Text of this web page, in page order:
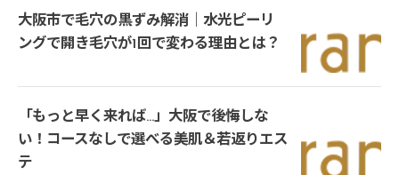
大阪市で毛穴の黒ずみ解消｜水光ピーリ
ングで開き毛穴が1回で変わる理由とは？
「もっと早く来れば…」大阪で後悔しな
い！コースなしで選べる美肌＆若返りエス
テ